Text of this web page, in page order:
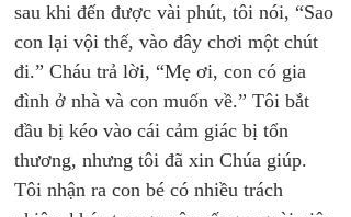
sau khi đến được vài phút, tôi nói, “Sao
con lại vội thế, vào đây chơi một chút
đi.” Cháu trả lời, “Mẹ ơi, con có gia
đình ở nhà và con muốn về.” Tôi bắt
đầu bị kéo vào cái cảm giác bị tổn
thương, nhưng tôi đã xin Chúa giúp.
Tôi nhận ra con bé có nhiều trách